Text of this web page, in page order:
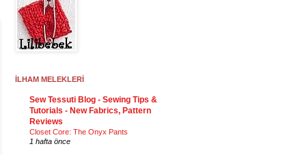
İLHAM MELEKLERİ
Sew Tessuti Blog - Sewing Tips &
Tutorials - New Fabrics, Pattern
Reviews
Closet Core: The Onyx Pants
1 hafta önce